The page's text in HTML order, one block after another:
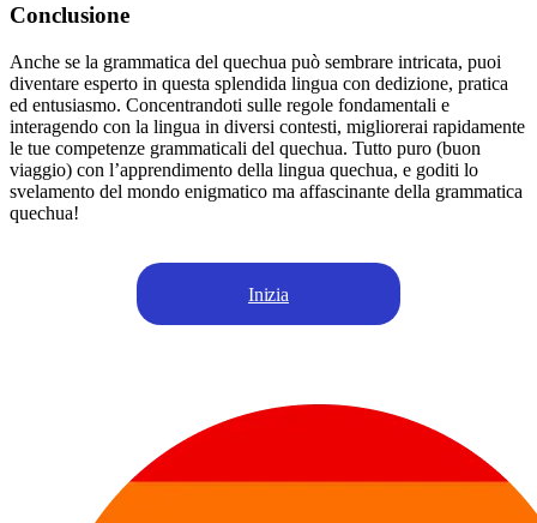
Conclusione
Anche se la grammatica del quechua può sembrare intricata, puoi
diventare esperto in questa splendida lingua con dedizione, pratica
ed entusiasmo. Concentrandoti sulle regole fondamentali e
interagendo con la lingua in diversi contesti, migliorerai rapidamente
le tue competenze grammaticali del quechua. Tutto puro (buon
viaggio) con l’apprendimento della lingua quechua, e goditi lo
svelamento del mondo enigmatico ma affascinante della grammatica
quechua!
Inizia